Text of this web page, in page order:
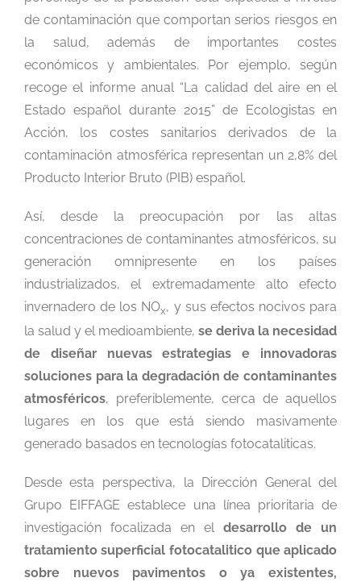
de contaminación que comportan serios riesgos en
la salud, además de importantes costes
económicos y ambientales. Por ejemplo, según
recoge el informe anual “La calidad del aire en el
Estado español durante 2015” de Ecologistas en
Acción, los costes sanitarios derivados de la
contaminación atmosférica representan un 2,8% del
Producto Interior Bruto (PIB) español.
Así, desde la preocupación por las altas
concentraciones de contaminantes atmosféricos, su
generación omnipresente en los países
industrializados, el extremadamente alto efecto
invernadero de los NOx, y sus efectos nocivos para
la salud y el medioambiente,se deriva la necesidad
de
diseñar nuevas estrategias e innovadoras
soluciones para la degradación de contaminantes
atmosféricos, preferiblemente, cerca de aquellos
lugares en los que está siendo masivamente
generado basados en tecnologías fotocataliticas.
Desde esta perspectiva, la Dirección General del
Grupo EIFFAGE establece una línea prioritaria de
investigación focalizada en eldesarrollo de un
tratamiento superficial fotocatalitico que aplicado
sobre nuevos pavimentos o ya existentes,